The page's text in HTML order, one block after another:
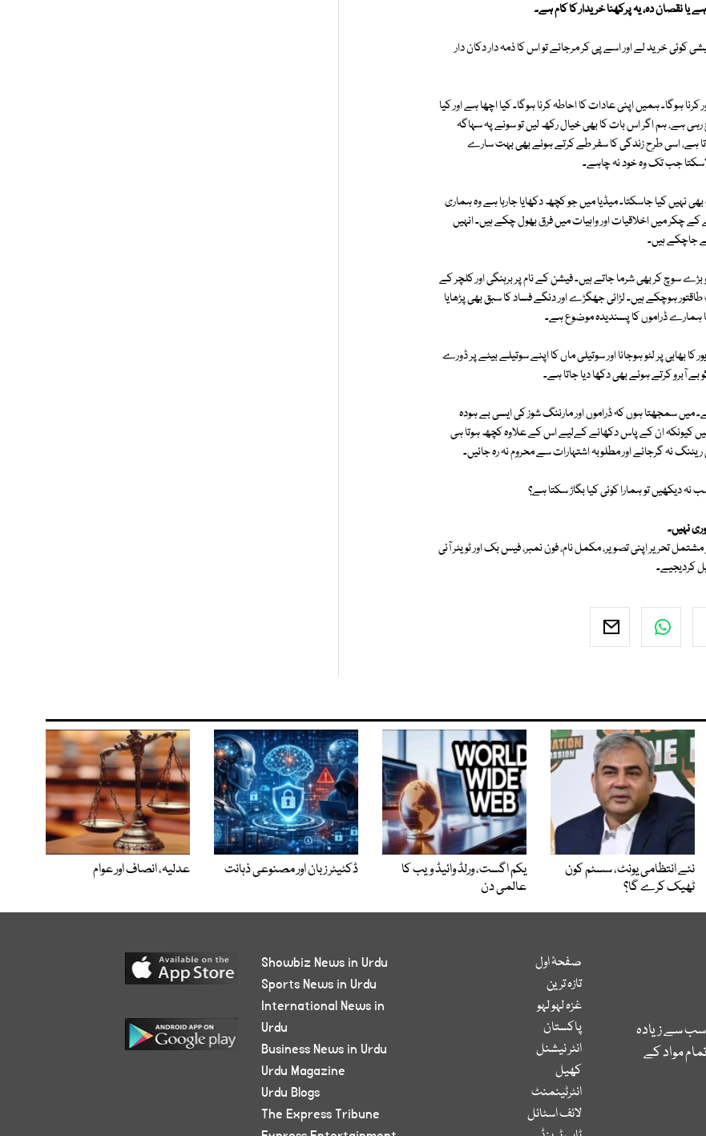
یا نقصان دہ، یہ پرکھنا خریدار کا کام ہے۔
خرید لے اور اسے پی کر مرجائے تو اس کا ذمہ دار دکان دار
ہوگا۔ ہمیں اپنی عادات کا احاطہ کرنا ہوگا۔ کیا اچھا ہے اور کیا
ہے، ہم اگر اس بات کا بھی خیال رکھ لیں تو سونے پہ سہاگہ
ہے، اسی طرح زندگی کا سفر طے کرتے ہوئے بھی بہت سارے
جب تک وہ خود نہ چاہے۔
کیا جاسکتا۔ میڈیا میں جو کچھ دکھایا جارہا ہے وہ ہماری
چکر میں اخلاقیات اور واہیات میں فرق بھول چکے ہیں۔ انہیں
جاچکے ہیں۔
سوچ کر بھی شرما جاتے ہیں۔ فیشن کے نام پر برہنگی اور کلچر کے
ہوچکے ہیں۔ لڑائی جھگڑے اور دنگے فساد کا سبق بھی پڑھایا
ہمارے ڈراموں کا پسندیدہ موضوع ہے۔
بھابی پر لٹو ہوجانا اور سوتیلی ماں کا اپنے سوتیلے بیٹے پر ڈورے
آبرو کرتے ہوئے بھی دکھا دیا جاتا ہے۔
میں سمجھتا ہوں کہ ڈراموں اور مارننگ شوز کی ایسی بے ہودہ
کیونکہ ان کے پاس دکھانے کےلیے اس کے علاوہ کچھ ہوتا ہی
نہ گرجائے اور مطلوبہ اشتہارات سے محروم نہ رہ جائیں۔
دیکھیں تو ہمارا کوئی کیا بگاڑ سکتا ہے؟
نہیں۔
لیے اردو بلاگ لکھنا چاہتے ہیں تو قلم اٹھائیے اور 500 الفاظ پر مشتمل تحریر اپنی تصویر، مکمل نام، فون نمبر، فیس بک اور ٹویٹر آئی
کردیجیے۔
نئے انتظامی یونٹ، سسٹم کون
ٹھیک کرے گا؟
یکم اگست، ورلڈ وائیڈ ویب کا
عالمی دن
ڈکٹیٹر زبان اور مصنوعی ذہانت عدلیہ، انصاف اور عوام
سب سے زیادہ
مواد کے
صفحۂ اول
تازہ ترین
غزہ لہو لہو
پاکستان
انٹر نیشنل
کھیل
انٹرٹینمنٹ
لائف اسٹائل
Showbiz News in Urdu
Sports News in Urdu
International News in
Urdu
Business News in Urdu
Urdu Magazine
Urdu Blogs
The Express Tribune